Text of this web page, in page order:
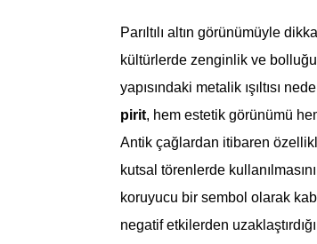
Parıltılı altın görünümüyle
kültürlerde zenginlik ve
yapısındaki metalik ışıltısı
pirit, hem estetik görünümü
Antik çağlardan itibaren
kutsal törenlerde
koruyucu bir sembol olarak
negatif etkilerden